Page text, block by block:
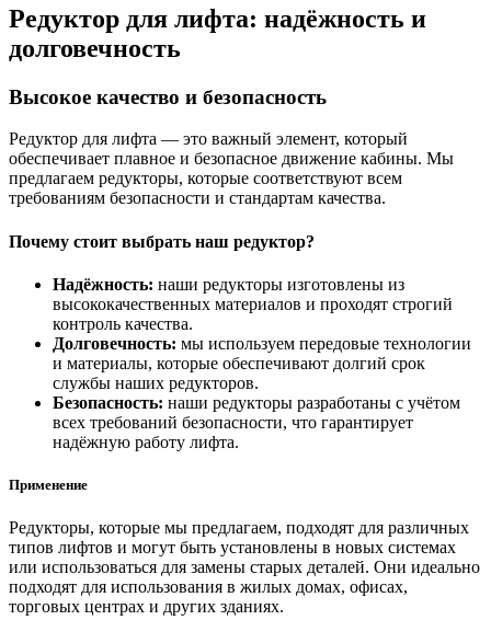
Редуктор для лифта: надёжность и
долговечность
Высокое качество и безопасность
Редуктор для лифта — это важный элемент, который
обеспечивает плавное и безопасное движение кабины. Мы
предлагаем редукторы, которые соответствуют всем
требованиям безопасности и стандартам качества.
Почему стоит выбрать наш редуктор?
Надёжность: наши редукторы изготовлены из
высококачественных материалов и проходят строгий
контроль качества.
Долговечность: мы используем передовые технологии
и материалы, которые обеспечивают долгий срок
службы наших редукторов.
Безопасность: наши редукторы разработаны с учётом
всех требований безопасности, что гарантирует
надёжную работу лифта.
Применение
Редукторы, которые мы предлагаем, подходят для различных
типов лифтов и могут быть установлены в новых системах
или использоваться для замены старых деталей. Они идеально
подходят для использования в жилых домах, офисах,
торговых центрах и других зданиях.